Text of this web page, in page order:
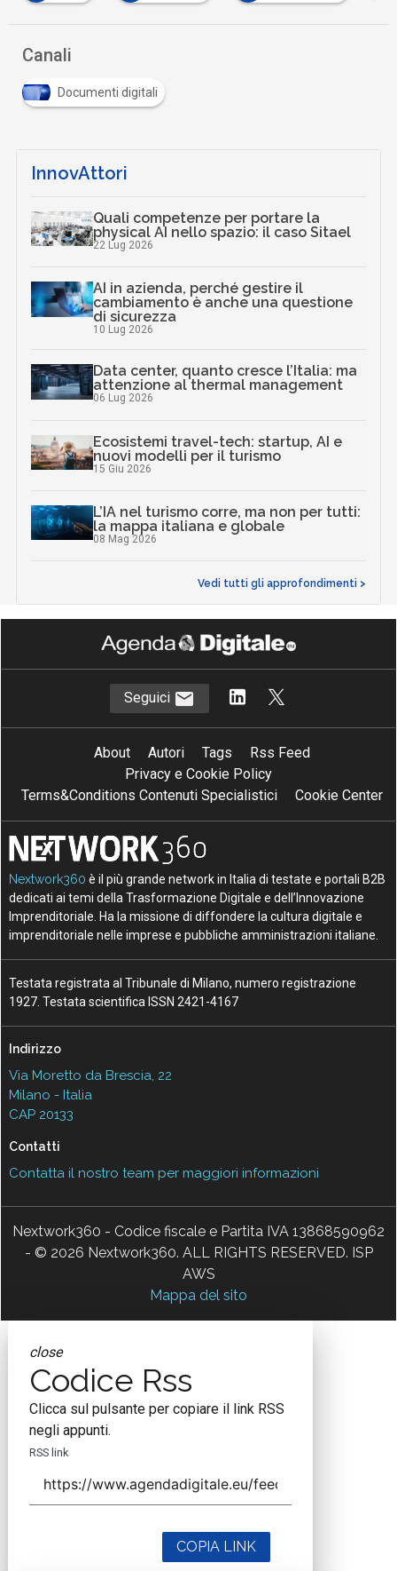
Canali
Documenti digitali
InnovAttori
Quali competenze per portare la
physical AI nello spazio: il caso Sitael
22 Lug 2026
AI in azienda, perché gestire il
cambiamento è anche una questione
di sicurezza
10 Lug 2026
Data center, quanto cresce l’Italia: ma
attenzione al thermal management
06 Lug 2026
Ecosistemi travel-tech: startup, AI e
nuovi modelli per il turismo
15 Giu 2026
L’IA nel turismo corre, ma non per tutti:
la mappa italiana e globale
08 Mag 2026
Vedi tutti gli approfondimenti >
Seguici
About Autori Tags
Rss Feed
Privacy e Cookie Policy
Terms&Conditions Contenuti Specialistici
Cookie Center
Nextwork360 è il più grande network in Italia di testate e portali B2B
dedicati ai temi della Trasformazione Digitale e dell’Innovazione
Imprenditoriale. Ha la missione di diffondere la cultura digitale e
imprenditoriale nelle imprese e pubbliche amministrazioni italiane.
Testata registrata al Tribunale di Milano, numero registrazione
1927. Testata scientifica ISSN 2421-4167
Indirizzo
Via Moretto da Brescia, 22
Milano - Italia
CAP 20133
Contatti
Contatta il nostro team per maggiori informazioni
Nextwork360 - Codice fiscale e Partita IVA 13868590962
- © 2026 Nextwork360. ALL RIGHTS RESERVED. ISP
AWS
Mappa del sito
close
Codice Rss
Clicca sul pulsante per copiare il link RSS
negli appunti.
RSS link
COPIA LINK